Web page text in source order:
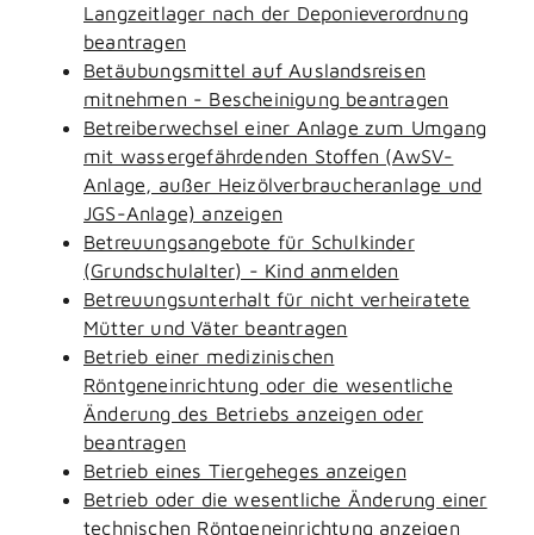
Langzeitlager nach der Deponieverordnung
beantragen
Betäubungsmittel auf Auslandsreisen
mitnehmen - Bescheinigung beantragen
Betreiberwechsel einer Anlage zum Umgang
mit wassergefährdenden Stoffen (AwSV-
Anlage, außer Heizölverbraucheranlage und
JGS-Anlage) anzeigen
Betreuungsangebote für Schulkinder
(Grundschulalter) - Kind anmelden
Betreuungsunterhalt für nicht verheiratete
Mütter und Väter beantragen
Betrieb einer medizinischen
Röntgeneinrichtung oder die wesentliche
Änderung des Betriebs anzeigen oder
beantragen
Betrieb eines Tiergeheges anzeigen
Betrieb oder die wesentliche Änderung einer
technischen Röntgeneinrichtung anzeigen